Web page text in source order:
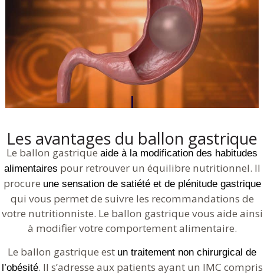
Les avantages du ballon gastrique
Le ballon gastrique aide à la modification des habitudes
alimentaires pour retrouver un équilibre nutritionnel. Il
procure une sensation de satiété et de plénitude gastrique
qui vous permet de suivre les recommandations de
votre nutritionniste. Le ballon gastrique vous aide ainsi
à modifier votre comportement alimentaire.
Le ballon gastrique est un traitement non chirurgical de
l’obésité. Il s’adresse aux patients ayant un IMC compris